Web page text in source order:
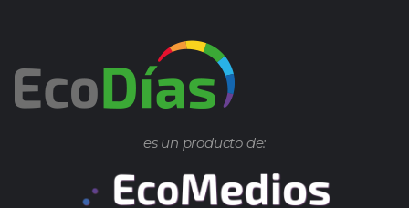
es un producto de: